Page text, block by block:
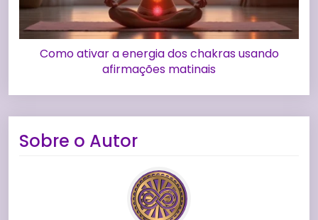
Como ativar a energia dos chakras usando
afirmações matinais
Sobre o Autor